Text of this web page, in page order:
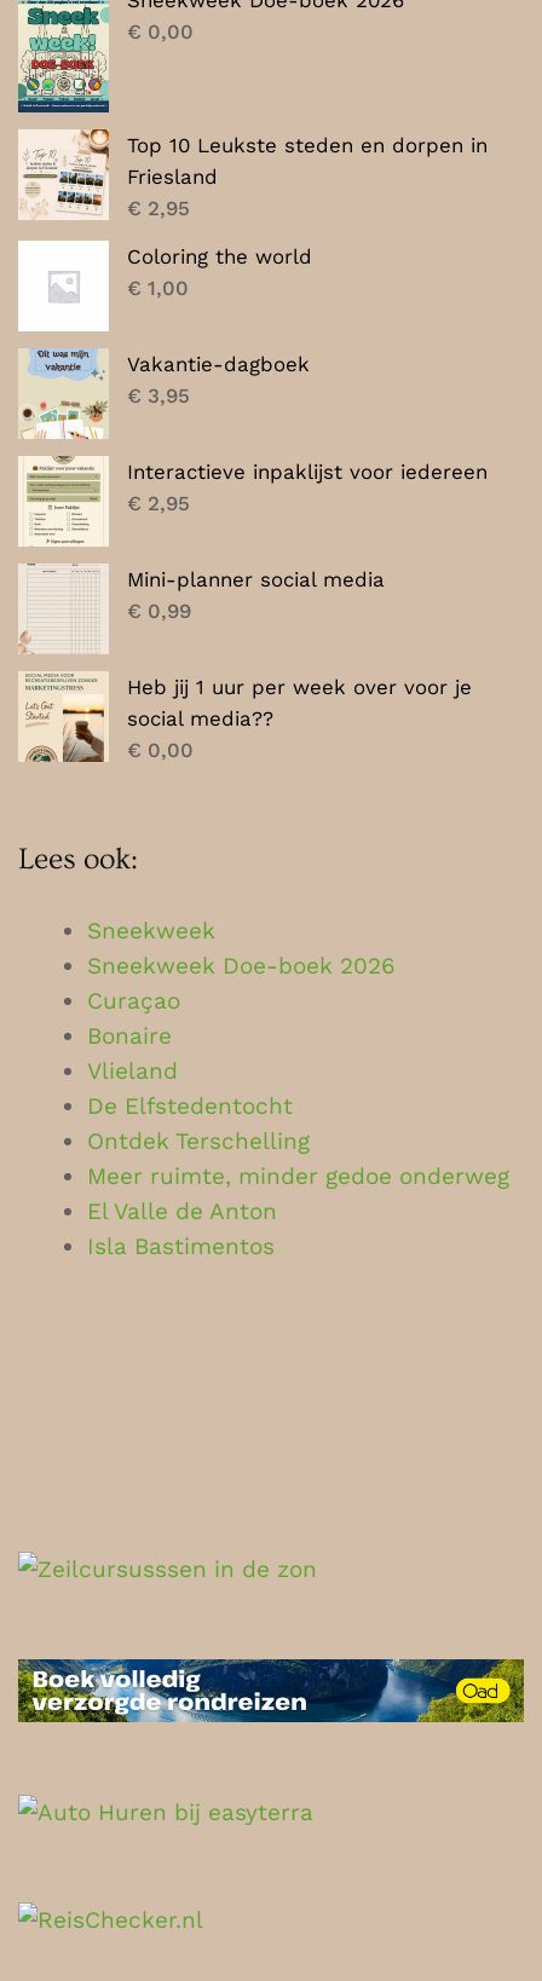
€ 0,00
Top 10 Leukste steden en dorpen in
Friesland
€ 2,95
Coloring the world
€ 1,00
Vakantie-dagboek
€ 3,95
Interactieve inpaklijst voor iedereen
€ 2,95
Mini-planner social media
€ 0,99
Heb jij 1 uur per week over voor je
social media??
€ 0,00
Lees ook:
Sneekweek
Sneekweek Doe-boek 2026
Curaçao
Bonaire
Vlieland
De Elfstedentocht
Ontdek Terschelling
Meer ruimte, minder gedoe onderweg
El Valle de Anton
Isla Bastimentos